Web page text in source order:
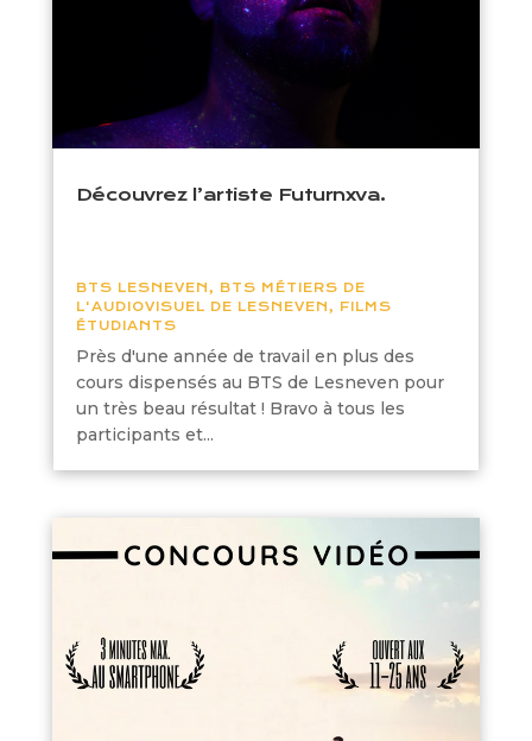
Découvrez l’artiste Futurnxva.
BTS LESNEVEN ,
BTS MÉTIERS DE
L'AUDIOVISUEL DE LESNEVEN ,
FILMS
ÉTUDIANTS
Près d'une année de travail en plus des
cours dispensés au BTS de Lesneven pour
un très beau résultat ! Bravo à tous les
participants et...